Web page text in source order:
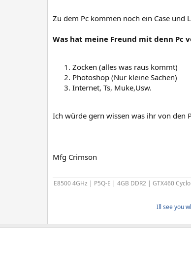
Zu dem Pc kommen noch ein Case und
Was hat meine Freund mit denn Pc
Zocken (alles was raus kommt)
Photoshop (Nur kleine Sachen)
Internet, Ts, Muke,Usw.
Ich würde gern wissen was ihr von den
Mfg Crimson
E8500 4GHz | P5Q-E | 4GB DDR2 | GTX460
Ill see you